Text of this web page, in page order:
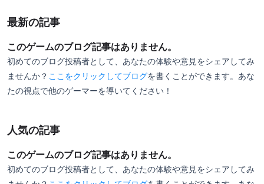
ない仕様になっていて、フィールドをただただ散策す
るだけで楽しめます。
主人公の境井 仁（さかい じん）の愚直で人情味のあ
る性格は正に昔の時代劇を見ているようです。
ですが、その中で侍としての”誉れ”や”志し”を感じさ
トーリーはとても感動します。
最新の記事
このゲームのブログ記事はありません。
初めてのブログ投稿者として、あなたの体験や意見をシェアしてみ
ませんか？ ここをクリックしてブログを書くことができます。あな
たの視点で他のゲーマーを導いてください！
人気の記事
このゲームのブログ記事はありません。
初めてのブログ投稿者として、あなたの体験や意見をシェアしてみ